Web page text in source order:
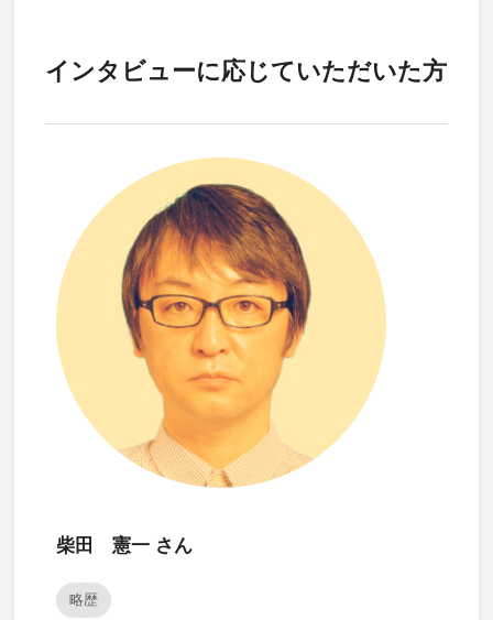
インタビューに応じていただいた方
柴田 憲一 さん
略歴